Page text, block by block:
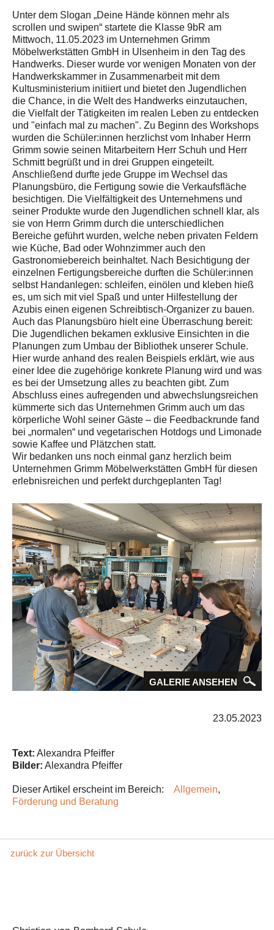
Unter dem Slogan „Deine Hände können mehr als
scrollen und swipen“ startete die Klasse 9bR am
Mittwoch, 11.05.2023 im Unternehmen Grimm
Möbelwerkstätten GmbH in Ulsenheim in den Tag des
Handwerks. Dieser wurde vor wenigen Monaten von der
Handwerkskammer in Zusammenarbeit mit dem
Kultusministerium initiiert und bietet den Jugendlichen
die Chance, in die Welt des Handwerks einzutauchen,
die Vielfalt der Tätigkeiten im realen Leben zu entdecken
und "einfach mal zu machen". Zu Beginn des Workshops
wurden die Schüler:innen herzlichst vom Inhaber Herrn
Grimm sowie seinen Mitarbeitern Herr Schuh und Herr
Schmitt begrüßt und in drei Gruppen eingeteilt.
Anschließend durfte jede Gruppe im Wechsel das
Planungsbüro, die Fertigung sowie die Verkaufsfläche
besichtigen. Die Vielfältigkeit des Unternehmens und
seiner Produkte wurde den Jugendlichen schnell klar, als
sie von Herrn Grimm durch die unterschiedlichen
Bereiche geführt wurden, welche neben privaten Feldern
wie Küche, Bad oder Wohnzimmer auch den
Gastronomiebereich beinhaltet. Nach Besichtigung der
einzelnen Fertigungsbereiche durften die Schüler:innen
selbst Handanlegen: schleifen, einölen und kleben hieß
es, um sich mit viel Spaß und unter Hilfestellung der
Azubis einen eigenen Schreibtisch-Organizer zu bauen.
Auch das Planungsbüro hielt eine Überraschung bereit:
Die Jugendlichen bekamen exklusive Einsichten in die
Planungen zum Umbau der Bibliothek unserer Schule.
Hier wurde anhand des realen Beispiels erklärt, wie aus
einer Idee die zugehörige konkrete Planung wird und was
es bei der Umsetzung alles zu beachten gibt. Zum
Abschluss eines aufregenden und abwechslungsreichen
kümmerte sich das Unternehmen Grimm auch um das
körperliche Wohl seiner Gäste – die Feedbackrunde fand
bei „normalen“ und vegetarischen Hotdogs und Limonade
sowie Kaffee und Plätzchen statt.
Wir bedanken uns noch einmal ganz herzlich beim
Unternehmen Grimm Möbelwerkstätten GmbH für diesen
erlebnisreichen und perfekt durchgeplanten Tag!
GALERIE ANSEHEN
23.05.2023
Text: Alexandra Pfeiffer
Bilder: Alexandra Pfeiffer
Dieser Artikel erscheint im Bereich: Allgemein,
Förderung und Beratung
zurück zur Übersicht